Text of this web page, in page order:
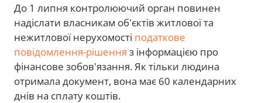
До 1 липня контролюючий орган повинен
надіслати власникам об'єктів житлової та
нежитлової нерухомості податкове
повідомлення-рішення з інформацією про
фінансове зобов'язання. Як тільки людина
отримала документ, вона має 60 календарних
днів на сплату коштів.